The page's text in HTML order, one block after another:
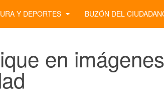
Y DEPORTES BUZÓN DEL
en